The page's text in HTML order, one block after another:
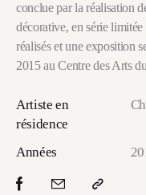
conclue par la réalisation
décorative, en série
réalisés et une exposition
2015 au Centre des Arts
Artiste en
résidence
Années